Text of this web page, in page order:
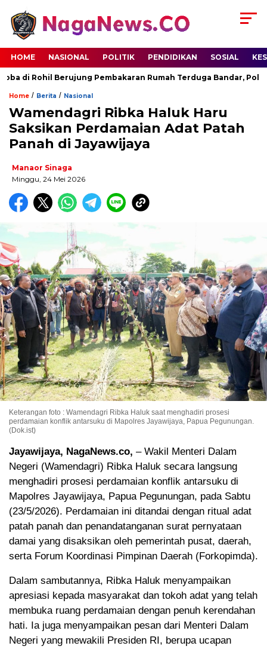
HOME NASIONAL POLITIK PENDIDIKAN SOSIAL
di Rohil Berujung Pembakaran Rumah Terduga Bandar, Polisi
Home / Berita / Nasional
Wamendagri Ribka Haluk Haru
Saksikan Perdamaian Adat Patah
Panah di Jayawijaya
Manaor Sinaga
Minggu, 24 Mei 2026
Keterangan foto : Wamendagri Ribka Haluk saat menghadiri prosesi
perdamaian konflik antarsuku di Mapolres Jayawijaya, Papua Pegunungan.
(Dok.ist)
Jayawijaya, NagaNews.co, – Wakil Menteri Dalam
Negeri (Wamendagri) Ribka Haluk secara langsung
menghadiri prosesi perdamaian konflik antarsuku di
Mapolres Jayawijaya, Papua Pegunungan, pada Sabtu
(23/5/2026). Perdamaian ini ditandai dengan ritual adat
patah panah dan penandatanganan surat pernyataan
damai yang disaksikan oleh pemerintah pusat, daerah,
serta Forum Koordinasi Pimpinan Daerah (Forkopimda).
Dalam sambutannya, Ribka Haluk menyampaikan
apresiasi kepada masyarakat dan tokoh adat yang telah
membuka ruang perdamaian dengan penuh kerendahan
hati. Ia juga menyampaikan pesan dari Menteri Dalam
Negeri yang mewakili Presiden RI, berupa ucapan